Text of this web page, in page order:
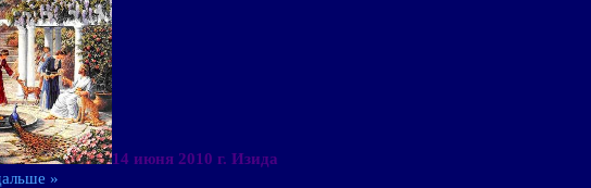
14 июня 2010 г. Изида
»